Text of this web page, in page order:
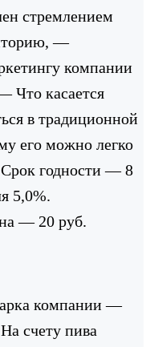
стремлением
—
компании
Что касается
в традиционной
его можно легко
Срок годности — 8
5,0%.
— 20 руб.
компании —
счету пива